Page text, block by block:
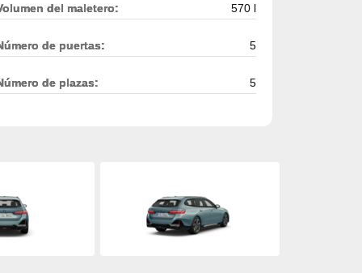
del maletero: 570 l
de puertas: 5
de plazas: 5